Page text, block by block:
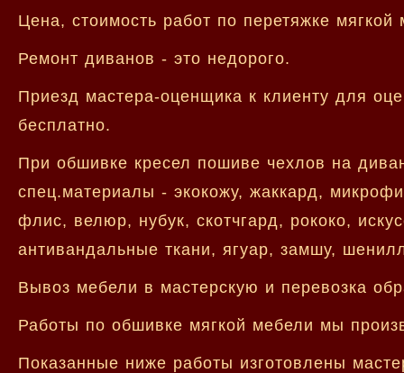
Цена, стоимость работ по перетяжке
Ремонт диванов - это недорого.
Приезд мастера-оценщика к клиенту для
бесплатно.
При обшивке кресел пошиве чехлов на
спец.материалы - экокожу, жаккард,
флис, велюр, нубук, скотчгард, рококо,
антивандальные ткани, ягуар, замшу,
Вывоз мебели в мастерскую и перевозка
Работы по обшивке мягкой мебели мы
Показанные ниже работы изготовлены